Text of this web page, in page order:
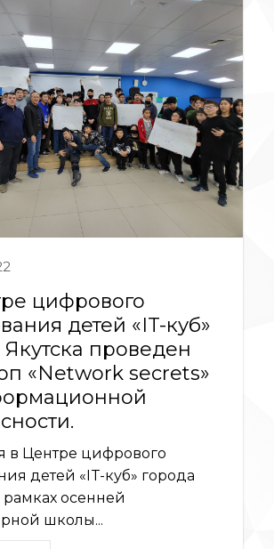
цифрового
детей «IT-куб»
Якутска проведен
«Network secrets»
в Центре цифрового
детей «IT-куб» города
рамках осенней
школы...